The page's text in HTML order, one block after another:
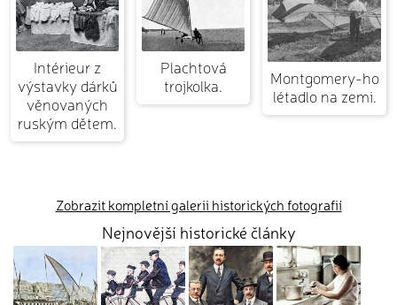
Intérieur z
výstavky dárků
věnovaných
ruským dětem.
Plachtová
trojkolka.
Montgomery-ho
létadlo na zemi.
Zobrazit kompletní galerii historických fotografií
Nejnovější historické články